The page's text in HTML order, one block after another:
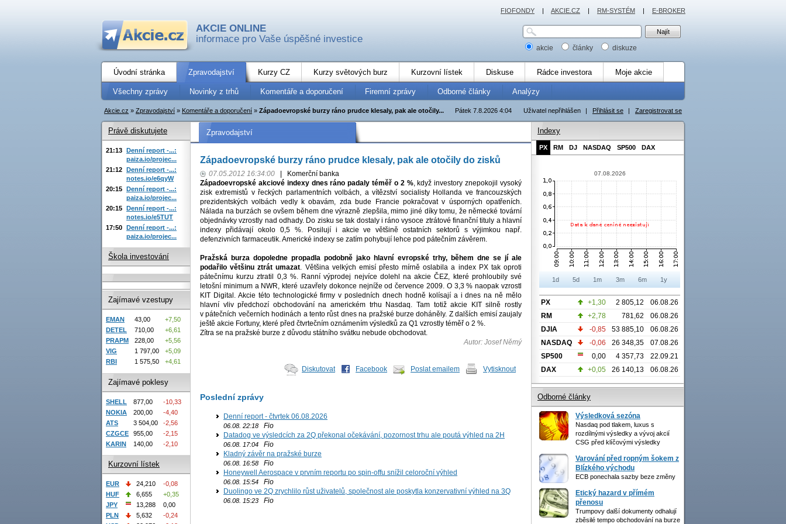
AKCIE ONLINE
informace pro Vaše úspěšné investice
akcie články diskuze
Úvodní stránka Zpravodajství Kurzy CZ Kurzy světových burz Kurzovní lístek Diskuse Rádce investora Moje akcie
Všechny zprávy Novinky z trhů Komentáře a doporučení Firemní zprávy Odborné články Analýzy
Uživatel nepřihlášen | Přihlásit se | Zaregistrovat se
Pátek 7.8.2026 4:04
Akcie.cz » Zpravodajství » Komentáře a doporučení » Západoevropské burzy ráno prudce klesaly, pak ale otočily...
Zpravodajství
Západoevropské burzy ráno prudce klesaly, pak ale otočily do zisků
07.05.2012 16:34:00
Komerční banka
Západoevropské akciové indexy dnes ráno padaly téměř o 2 %, když investory znepokojil vysoký
zisk extremistů v řeckých parlamentních volbách, a vítězství socialisty Hollanda ve francouzských
prezidentských volbách vedly k obavám, zda bude Francie pokračovat v úsporných opatřeních.
Nálada na burzách se ovšem během dne výrazně zlepšila, mimo jiné díky tomu, že německé tovární
objednávky vzrostly nad odhady. Do zisku se tak dostaly i ráno vysoce ztrátové finanční tituly a hlavní
indexy přidávají okolo 0,5 %. Posilují i akcie ve většině ostatních sektorů s výjimkou např.
defenzivních farmaceutik. Americké indexy se zatím pohybují lehce pod pátečním závěrem.
Pražská burza dopoledne propadla podobně jako hlavní evropské trhy, během dne se jí ale
podařilo většinu ztrát umazat. Většina velkých emisí přesto mírně oslabila a index PX tak oproti
pátečnímu kurzu ztratil 0,3 %. Ranní výprodej nejvíce dolehl na akcie ČEZ, které prohloubily své
letošní minimum a NWR, které uzavřely dokonce nejníže od července 2009. O 3,3 % naopak vzrostl
KIT Digital. Akcie této technologické firmy v posledních dnech hodně kolísají a i dnes na ně mělo
hlavní vliv předchozí obchodování na americkém trhu Nasdaq. Tam totiž akcie
KITsilně rostly
v pátečních večerních hodinách a tento růst dnes na pražské burze doháněly. Z dalších emisí zaujaly
ještě akcie Fortuny, které před čtvrtečním oznámením výsledků za Q1 vzrostly téměř o 2 %.
Zítra se na pražské burze z důvodu státního svátku nebude obchodovat.
Autor: Josef Němý
Diskutovat Facebook Poslat emailem Vytisknout
Poslední zprávy
Denní report - čtvrtek 06.08.2026
06.08. 22:18 Fio
Datadog ve výsledcích za 2Q překonal očekávání, pozornost trhu ale poutá výhled na 2H
06.08. 17:04 Fio
Kladný závěr na pražské burze
06.08. 16:58 Fio
Honeywell Aerospace v prvním reportu po spin-offu snížil celoroční výhled
06.08. 15:54 Fio
Duolingo ve 2Q zrychlilo růst uživatelů, společnost ale poskytla konzervativní výhled na 3Q
06.08. 15:23 Fio
Právě diskutujete
21:13 Denní report -...:
paiza.io/projec...
21:12 Denní report -...:
notes.io/e6qyW
20:15 Denní report -...:
paiza.io/projec...
20:15 Denní report -...:
notes.io/e5TUT
17:50 Denní report -...:
paiza.io/projec...
Škola investování
Zajímavé vzestupy
EMAN 43,00
+7,50
DETEL
710,00
+6,61
PRAPM
228,00
+5,56
VIG
1 797,00
+5,09
RBI
1 575,50 +4,61
Zajímavé poklesy
SHELL 877,00
-10,33
NOKIA
200,00
-4,40
ATS
3 504,00
-2,56
CZGCE
955,00
-2,15
KARIN
140,00 -2,10
Kurzovní lístek
EUR 24,210
-0,08
HUF
6,655
+0,35
JPY
13,288
0,00
PLN
5,632
-0,24
Indexy
PX RM DJ NASDAQ SP500 DAX
07.08.2026
1d 5d 1m 3m 6m 1y
PX +1,30 2 805,12
06.08.26
RM
+2,78 781,62
06.08.26
DJIA
-0,85 53 885,10
06.08.26
NASDAQ
-0,06 26 348,35
07.08.26
SP500
0,00 4 357,73
22.09.21
DAX
+0,05 26 140,13 06.08.26
Odborné články
Výsledková sezóna
Nasdaq pod tlakem, luxus s
rozdílnými výsledky a vývoj akcií
CSG před klíčovými výsledky
Varování před ropným šokem z
Blízkého východu
ECB ponechala sazby beze změny
Etický hazard v přímém
přenosu
Trumpovy další dokumenty odhalují
zběsilé tempo obchodování na burze
FIOFONDY | AKCIE.CZ | RM-SYSTÉM | E-BROKER